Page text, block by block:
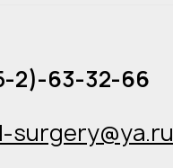
2)-63-32-66
surgery@ya.ru